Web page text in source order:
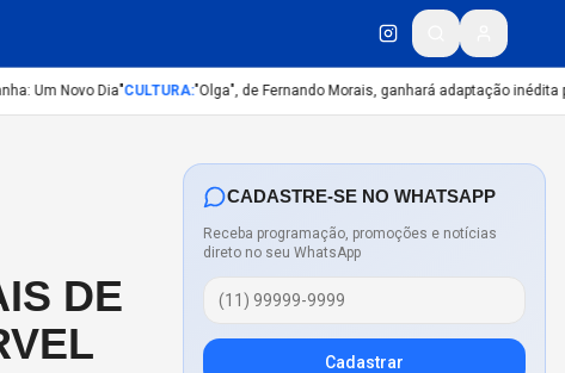
Um Novo Dia"CULTURA:"Olga", de Fernando Morais, ganhará adaptação inédita
DE
CADASTRE-SE NO WHATSAPP
Receba programação, promoções e notícias
direto no seu WhatsApp
Cadastrar